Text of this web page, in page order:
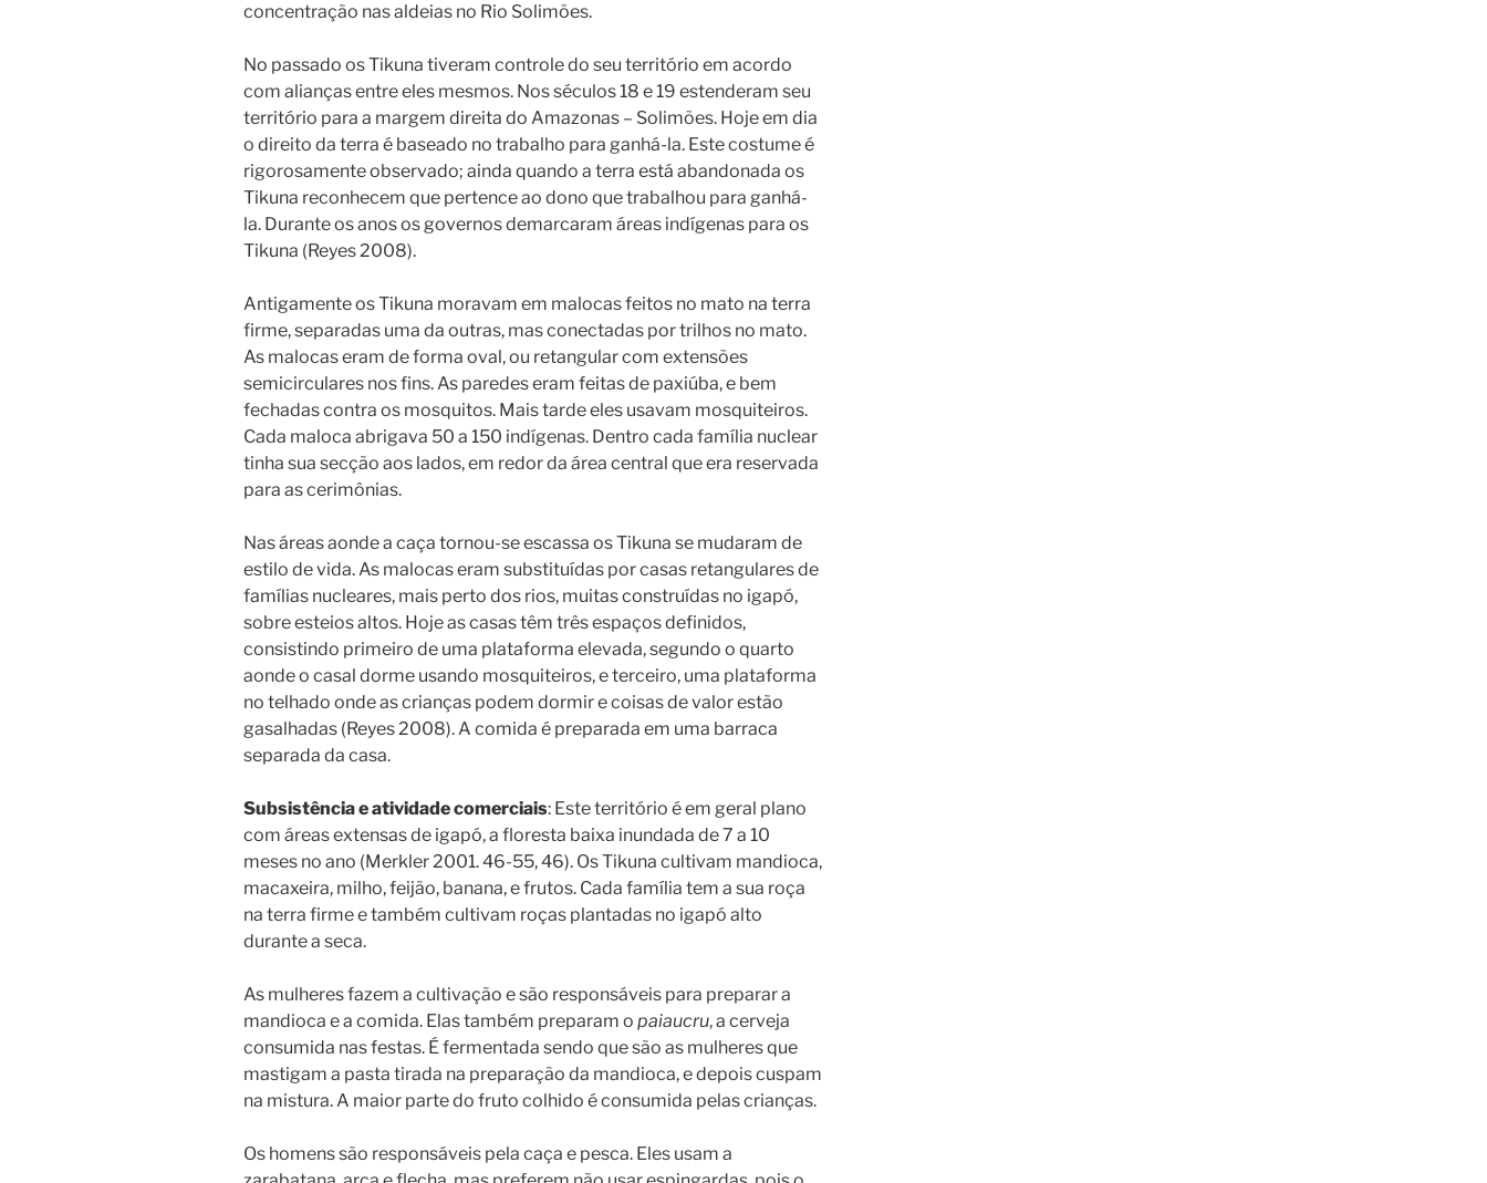
concentração nas aldeias no Rio Solimões.
No passado os Tikuna tiveram controle do seu território em acordo
com alianças entre eles mesmos. Nos séculos 18 e 19 estenderam seu
território para a margem direita do Amazonas – Solimões. Hoje em dia
o direito da terra é baseado no trabalho para ganhá-la. Este costume é
rigorosamente observado; ainda quando a terra está abandonada os
Tikuna reconhecem que pertence ao dono que trabalhou para ganhá-
la. Durante os anos os governos demarcaram áreas indígenas para os
Tikuna (Reyes 2008).
Antigamente os Tikuna moravam em malocas feitos no mato na terra
firme, separadas uma da outras, mas conectadas por trilhos no mato.
As malocas eram de forma oval, ou retangular com extensões
semicirculares nos fins. As paredes eram feitas de paxiúba, e bem
fechadas contra os mosquitos. Mais tarde eles usavam mosquiteiros.
Cada maloca abrigava 50 a 150 indígenas. Dentro cada família nuclear
tinha sua secção aos lados, em redor da área central que era reservada
para as cerimônias.
Nas áreas aonde a caça tornou-se escassa os Tikuna se mudaram de
estilo de vida. As malocas eram substituídas por casas retangulares de
famílias nucleares, mais perto dos rios, muitas construídas no igapó,
sobre esteios altos. Hoje as casas têm três espaços definidos,
consistindo primeiro de uma plataforma elevada, segundo o quarto
aonde o casal dorme usando mosquiteiros, e terceiro, uma plataforma
no telhado onde as crianças podem dormir e coisas de valor estão
gasalhadas (Reyes 2008). A comida é preparada em uma barraca
separada da casa.
Subsistência e atividade comerciais: Este território é em geral plano
com áreas extensas de igapó, a floresta baixa inundada de 7 a 10
meses no ano (Merkler 2001. 46-55, 46). Os Tikuna cultivam mandioca,
macaxeira, milho, feijão, banana, e frutos. Cada família tem a sua roça
na terra firme e também cultivam roças plantadas no igapó alto
durante a seca.
As mulheres fazem a cultivação e são responsáveis para preparar a
mandioca e a comida. Elas também preparam o paiaucru, a cerveja
consumida nas festas. É fermentada sendo que são as mulheres que
mastigam a pasta tirada na preparação da mandioca, e depois cuspam
na mistura. A maior parte do fruto colhido é consumida pelas crianças.
Os homens são responsáveis pela caça e pesca. Eles usam a